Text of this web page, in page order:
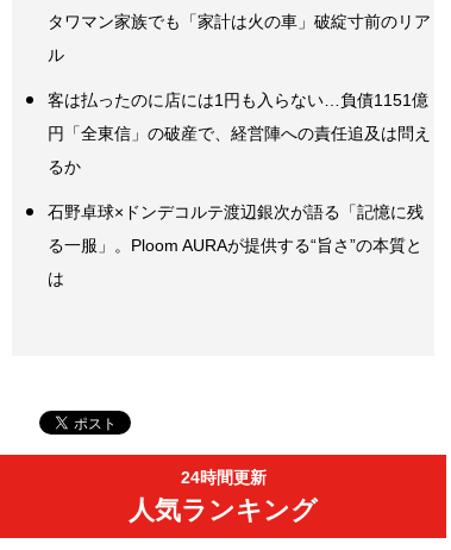
タワマン家族でも「家計は火の車」破綻寸前のリア
ル
客は払ったのに店には1円も入らない…負債1151億
円「全東信」の破産で、経営陣への責任追及は問え
るか
石野卓球×ドンデコルテ渡辺銀次が語る「記憶に残
る一服」。Ploom AURAが提供する“旨さ”の本質と
は
24時間更新
人気ランキング